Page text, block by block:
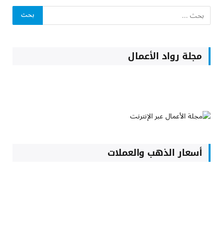
مجلة رواد الأعمال
أسعار الذهب والعملات